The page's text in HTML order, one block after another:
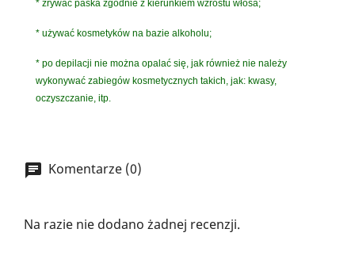
* zrywać paska zgodnie z kierunkiem wzrostu włosa;
* używać kosmetyków na bazie alkoholu;
* po depilacji nie można opalać się, jak również nie należy
wykonywać zabiegów kosmetycznych takich, jak: kwasy,
oczyszczanie, itp.
Komentarze (0)
Na razie nie dodano żadnej recenzji.